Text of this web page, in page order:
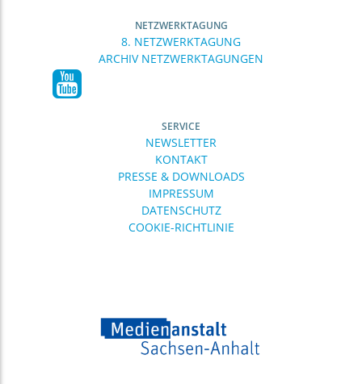
NETZWERKTAGUNG
8. NETZWERKTAGUNG
ARCHIV NETZWERKTAGUNGEN
SERVICE
NEWSLETTER
KONTAKT
PRESSE & DOWNLOADS
IMPRESSUM
DATENSCHUTZ
COOKIE-RICHTLINIE